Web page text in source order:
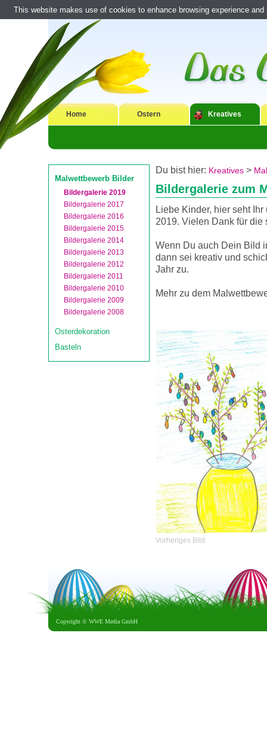
Home Ostern Kreatives
Malwettbewerb Bilder
Bildergalerie 2019
Bildergalerie 2017
Bildergalerie 2016
Bildergalerie 2015
Bildergalerie 2014
Bildergalerie 2013
Bildergalerie 2012
Bildergalerie 2011
Bildergalerie 2010
Bildergalerie 2009
Bildergalerie 2008
Osterdekoration
Basteln
Du bist hier: Kreatives >
Bildergalerie zum
Liebe Kinder, hier seht
2019. Vielen Dank für die
Wenn Du auch Dein Bild
dann sei kreativ und
Jahr zu.
Mehr zu dem
Vorheriges Bild
Copyright © WWE Media GmbH
This website makes use of cookies to enhance browsing experience